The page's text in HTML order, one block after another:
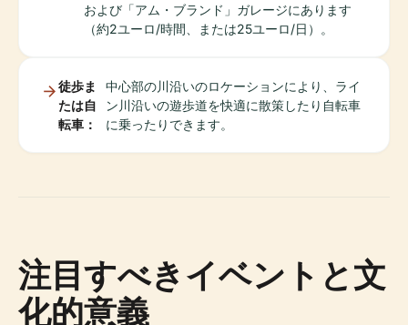
および「アム・ブランド」ガレージにあります
（約2ユーロ/時間、または25ユーロ/日）。
徒歩ま
たは自
転車：
中心部の川沿いのロケーションにより、ライ
ン川沿いの遊歩道を快適に散策したり自転車
に乗ったりできます。
注目すべきイベントと文
化的意義